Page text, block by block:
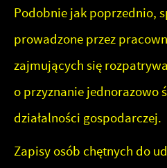
Podobnie jak poprzednio,
prowadzone przez
zajmujących się
o przyznanie jednorazowo
działalności gospodarczej.
Zapisy osób chętnych do